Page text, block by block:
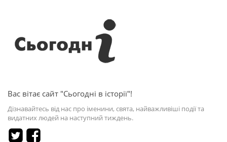
Вас вітає сайт "Сьогодні в історії"!
Дізнавайтесь від нас про іменини, свята, найважливіші події та
видатних людей на наступний тиждень.